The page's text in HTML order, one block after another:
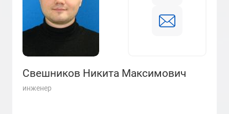
Свешников Никита Максимович
инженер